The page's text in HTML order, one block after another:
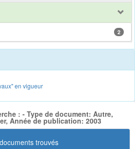
2
en vigueur
: - Type de document: Autre,
Année de publication: 2003
trouvés